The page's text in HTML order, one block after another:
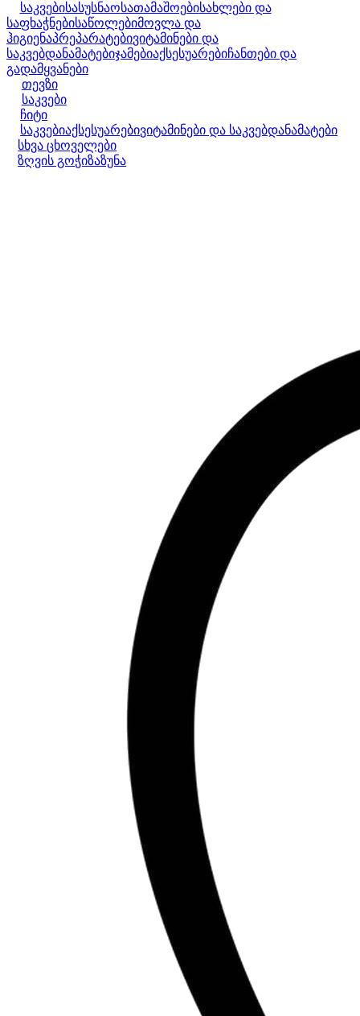
საკვებისასუსნაოსათამაშოებისახლები და
საფხაჭნებისაწოლებიმოვლა და
ჰიგიენაპრეპარატებივიტამინები და
საკვებდანამატებიჯამებიაქსესუარებიჩანთები და
გადამყვანები
თევზი
საკვები
ჩიტი
საკვებიაქსესუარებივიტამინები და საკვებდანამატები
სხვა ცხოველები
ზღვის გოჭიზაზუნა